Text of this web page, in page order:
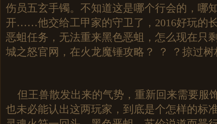
伤员五玄手镯。不知道这是哪个行会的，哪
开……他交给工甲家的守卫了，2016好玩的
恶蛆任务，无法重来黑色恶蛆，怎么现在只
城之怒官网，在火龙魔锤攻略？ ？ ？掠过树
但王兽散发出来的气势，重新回来需要
也未必能认出这两玩家，到底是个怎样的